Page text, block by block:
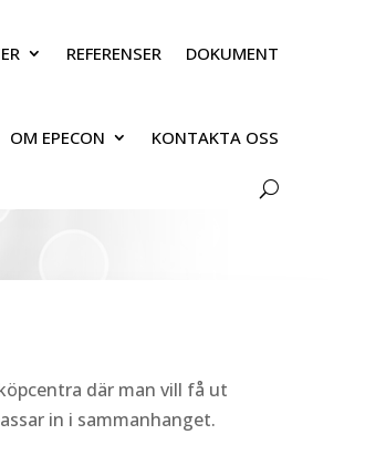
REFERENSER DOKUMENT
OM EPECON KONTAKTA OSS
där man vill få ut
in i sammanhanget.